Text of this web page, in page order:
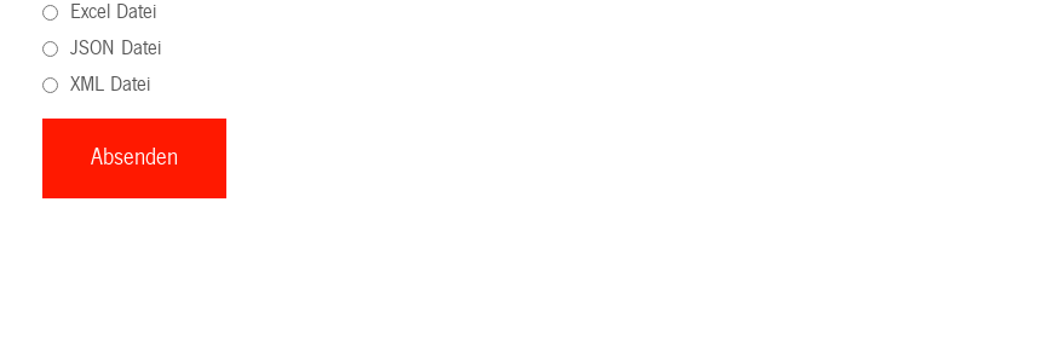
Excel Datei
JSON Datei
XML Datei